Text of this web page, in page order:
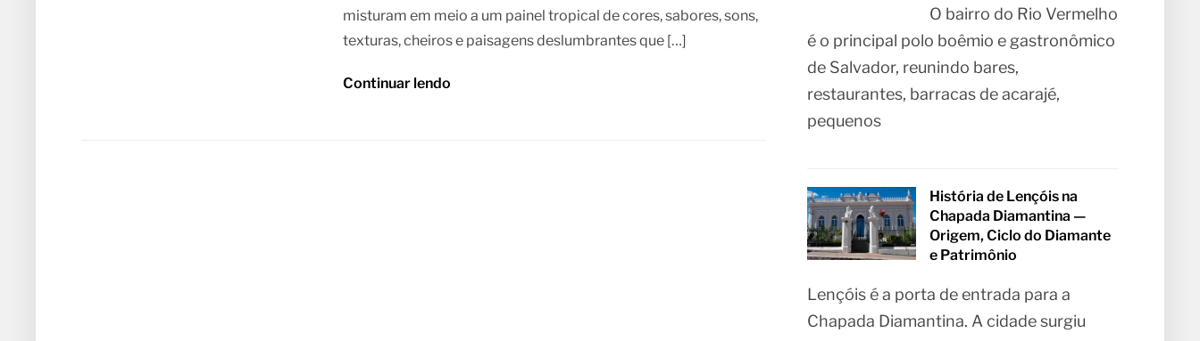
misturam em meio a um painel tropical de cores, sabores, sons,
texturas, cheiros e paisagens deslumbrantes que […]
Continuar lendo
O bairro do Rio Vermelho
é o principal polo boêmio e gastronômico
de Salvador, reunindo bares,
restaurantes, barracas de acarajé,
pequenos
História de Lençóis na
Chapada Diamantina —
Origem, Ciclo do Diamante
e Patrimônio
Lençóis é a porta de entrada para a
Chapada Diamantina. A cidade surgiu